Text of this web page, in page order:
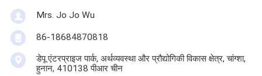
Mrs. Jo Jo Wu
86-18684870818
डेपू एंटरप्राइज पार्क, अर्थव्यवस्था और प्रौद्योगिकी विकास क्षेत्र, चांग्शा,
हुनान, 410138 पीआर चीन